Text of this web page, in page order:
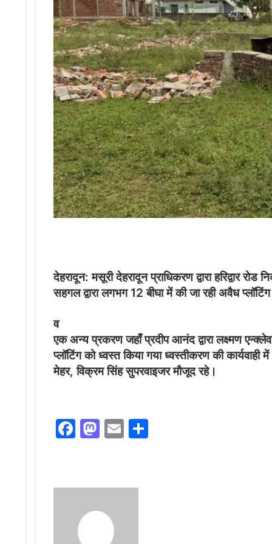
देहरादून: मसूरी देहरादून प्राधिकरण द्वारा हरिद्वार
सहगल द्वारा लगभग 12 बीघा में की जा रही अवैध
व
एक अन्य प्रकरण जहाँ प्रदीप आनंद द्वारा लक्ष्मण
प्लॉटिंग को ध्वस्त किया गया ध्वस्तीकरण की
मेहर, विक्रम सिंह सुपरवाइजर मौजूद रहे।
F
e
o
M
o
d
o
E
l